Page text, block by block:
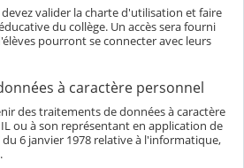
valider la charte d'utilisation et faire
du collège. Un accès sera fourni
pourront se connecter avec leurs
à caractère personnel
des traitements de données à caractère
ou à son représentant en application de
du 6 janvier 1978 relative à l'informatique,